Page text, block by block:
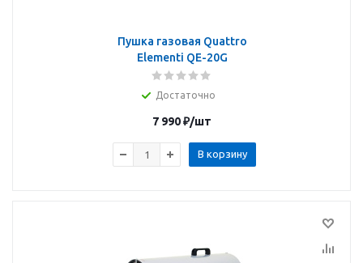
Пушка газовая Quattro
Elementi QE-20G
Достаточно
7 990₽/шт
В корзину